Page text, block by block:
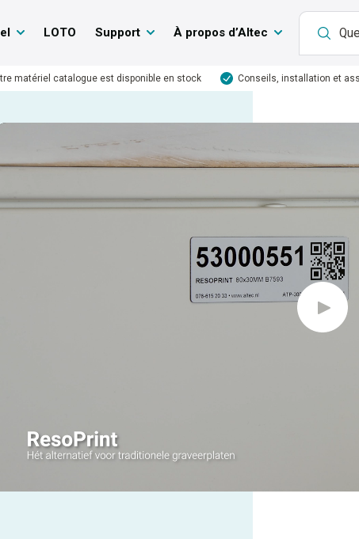
LOTO Support À propos d’Altec
matériel catalogue est disponible en stock Conseils, installation et